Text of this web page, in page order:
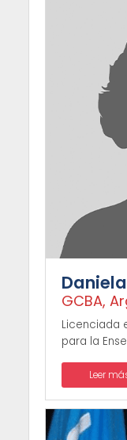
GCBA,
Licenciada
para la
Leer